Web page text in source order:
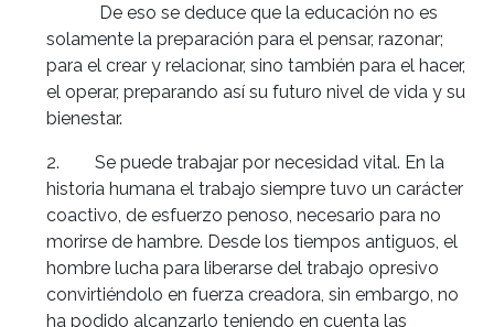
De eso se deduce que la educación no es
solamente la preparación para el pensar, razonar;
para el crear y relacionar, sino también para el hacer,
el operar, preparando así su futuro nivel de vida y su
bienestar.
2. Se puede trabajar por necesidad vital. En la
historia humana el trabajo siempre tuvo un carácter
coactivo, de esfuerzo penoso, necesario para no
morirse de hambre. Desde los tiempos antiguos, el
hombre lucha para liberarse del trabajo opresivo
convirtiéndolo en fuerza creadora, sin embargo, no
ha podido alcanzarlo teniendo en cuenta las